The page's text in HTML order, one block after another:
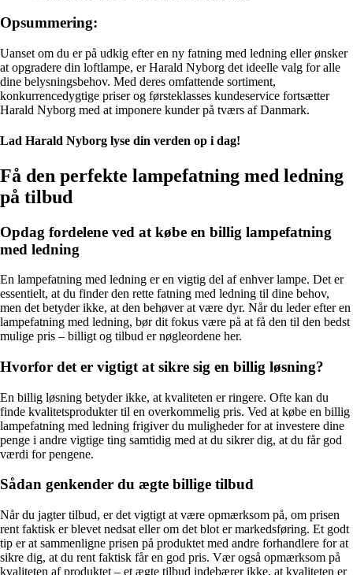
Opsummering:
Uanset om du er på udkig efter en ny fatning med ledning eller ønsker
at opgradere din loftlampe, er Harald Nyborg det ideelle valg for alle
dine belysningsbehov. Med deres omfattende sortiment,
konkurrencedygtige priser og førsteklasses kundeservice fortsætter
Harald Nyborg med at imponere kunder på tværs af Danmark.
Lad Harald Nyborg lyse din verden op i dag!
Få den perfekte lampefatning med ledning
på tilbud
Opdag fordelene ved at købe en billig lampefatning
med ledning
En lampefatning med ledning er en vigtig del af enhver lampe. Det er
essentielt, at du finder den rette fatning med ledning til dine behov,
men det betyder ikke, at den behøver at være dyr. Når du leder efter en
lampefatning med ledning, bør dit fokus være på at få den til den bedst
mulige pris – billigt og tilbud er nøgleordene her.
Hvorfor det er vigtigt at sikre sig en billig løsning?
En billig løsning betyder ikke, at kvaliteten er ringere. Ofte kan du
finde kvalitetsprodukter til en overkommelig pris. Ved at købe en billig
lampefatning med ledning frigiver du muligheder for at investere dine
penge i andre vigtige ting samtidig med at du sikrer dig, at du får god
værdi for pengene.
Sådan genkender du ægte billige tilbud
Når du jagter tilbud, er det vigtigt at være opmærksom på, om prisen
rent faktisk er blevet nedsat eller om det blot er markedsføring. Et godt
tip er at sammenligne prisen på produktet med andre forhandlere for at
sikre dig, at du rent faktisk får en god pris. Vær også opmærksom på
kvaliteten af produktet – et ægte tilbud indebærer ikke, at kvaliteten er